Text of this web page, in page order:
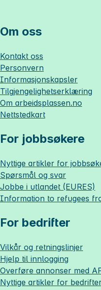
Om oss
Kontakt oss
Personvern
Informasjonskapsler
Tilgjengelighetserklæring
Om arbeidsplassen.no
Nettstedkart
For jobbsøkere
Nyttige artikler for
Spørsmål og svar
Jobbe i utlandet (EURES)
Information to refugees
For bedrifter
Vilkår og retningslinjer
Hjelp til innlogging
Overføre annonser med
Nyttige artikler for